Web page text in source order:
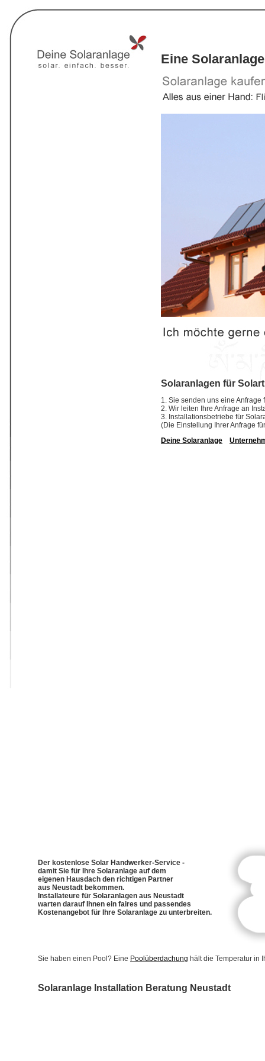
Eine
Solaranlagen für
1. Sie senden uns eine
2. Wir leiten Ihre Anfrage an
3. Installationsbetriebe für
(Die Einstellung Ihrer Anfrage
Deine Solaranlage
Der kostenlose Solar Handwerker-Service -
damit Sie für Ihre Solaranlage auf dem
eigenen Hausdach den richtigen Partner
aus Neustadt bekommen.
Installateure für Solaranlagen aus Neustadt
warten darauf Ihnen ein faires und passendes
Kostenangebot für Ihre Solaranlage zu unterbreiten.
Sie haben einen Pool? Eine Poolüberdachung hält die Temperatur in
Solaranlage Installation Beratung Neustadt